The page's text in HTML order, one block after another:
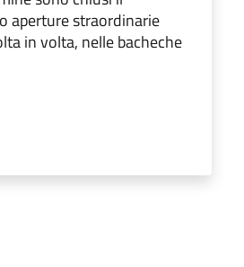
aperture straordinarie
in volta, nelle bacheche